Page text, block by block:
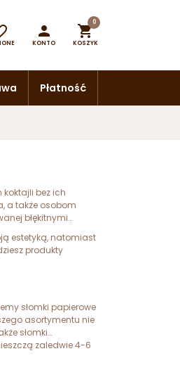

KONTO

0
KOSZYK
Płatność
bez ich
a także osobom
błękitnymi
estetyką, natomiast
produkty
słomki papierowe
asortymentu nie
słomki
zaledwie 4-6